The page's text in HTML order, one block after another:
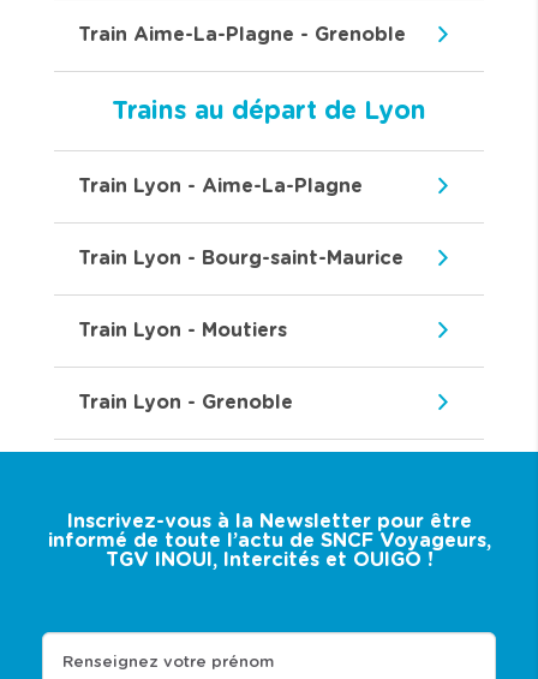
Train Aime-La-Plagne - Grenoble
Trains au départ de Lyon
Train Lyon - Aime-La-Plagne
Train Lyon - Bourg-saint-Maurice
Train Lyon - Moutiers
Train Lyon - Grenoble
Inscrivez-vous à la Newsletter pour être
informé de toute l’actu de SNCF Voyageurs,
TGV INOUI, Intercités et OUIGO !
Renseignez votre prénom